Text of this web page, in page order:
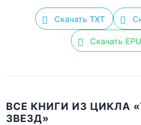
Скачать TXT
Скачать
ВСЕ КНИГИ ИЗ ЦИКЛА
ЗВЕЗД»